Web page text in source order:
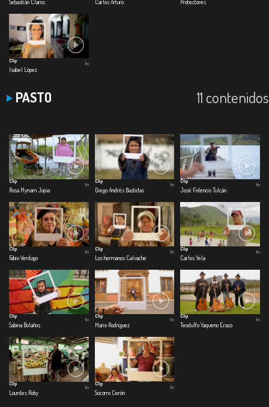
Sebastián Claros Carlos Arturo Protectores
Clip
Isabel López
1m
PASTO 11 contenidos
Clip
Rosa Myriam Jojoa
1m
Clip
Diego Andrés Bastidas
1m
Clip
José Fidencio Tulcán
1m
Clip
Fabio Verdugo
1m
Clip
Los hermanos Calvache
1m
Clip
Carlos Yela
1m
Clip
Sabina Bolaños
1m
Clip
Mario Rodríguez
1m
Clip
Teodulfo Yaqueno Erazo
1m
Clip
Lourdes Roby
1m
Clip
Socorro Cerón
1m